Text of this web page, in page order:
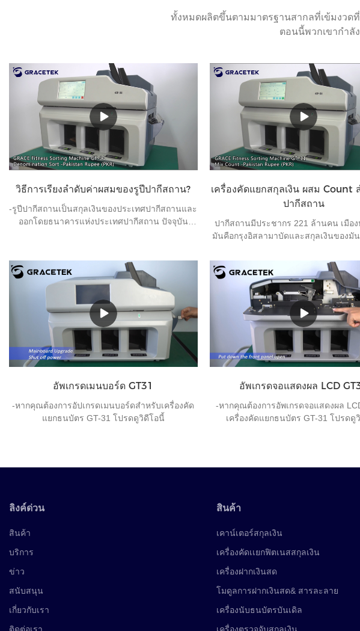
ทั้งหมดผลิตขึ้นตามมาตรฐานสากลที่เข้มงวด
ตอนนี้พวกเขากำลั
วิธีการเรียงลำดับค่าผสมของรูปีปากีสถาน?
-รูปีปากีสถานเป็นสกุลเงินของประเทศปากีสถานและ
ออกโดยธนาคารแห่งประเทศปากีสถาน ปัจจุบัน
5,000 รูปี และเหรียญที่หมุนเวียนในปากีสถาน 4
ชนิด ได้แก่ 1 รูปี 2 รูปี 5 รูปี และ 10 รูปี
เครื่องคัดแยกสกุลเงิน ผสม Count
ปากีสถาน
ปากีสถานมีประชากร 221 ล้านคน เมือง
มันคือกรุงอิสลามาบัดและสกุลเงินของมัน
ธนาคารต้องเคลียร์เงินทุกวัน หากไม่มีเ
เหมาะสม ประสิทธิภาพการทำงานจะลดล
คัดแยกฟิตเนสยี่ห้อ Grace GT-31 เหมาะ
ศูนย์คัดแยกของธนาคารเพื่อปรับปรุงปร
การทำงานและระบบอัตโนมัติในสำ
อัพเกรดเมนบอร์ด GT31
-หากคุณต้องการอัปเกรดเมนบอร์ดสำหรับเครื่องคัด
แยกธนบัตร GT-31 โปรดดูวิดีโอนี้
อัพเกรดจอแสดงผล LCD
-หากคุณต้องการอัพเกรดจอแสดงผล
เครื่องคัดแยกธนบัตร GT-31 โปรดดู
ลิงค์ด่วน
สินค้า
บริการ
ข่าว
สนับสนุน
เกี่ยวกับเรา
สินค้า
เคาน์เตอร์สกุลเงิน
เครื่องคัดเเยกฟิตเนสสกุลเงิน
เครื่องฝากเงินสด
โมดูลการฝากเงินสด& สารละลาย
เครื่องนับธนบัตรบันเดิล